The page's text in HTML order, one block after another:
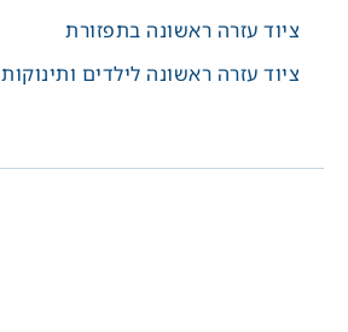
ציוד עזרה ראשונה בתפזורת
ציוד עזרה ראשונה לילדים ותינוקות